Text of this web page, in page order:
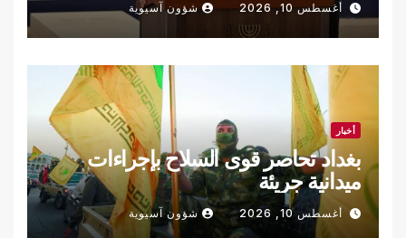
أغسطس 10, 2026 شؤون آسيوية
أخبار
بغداد تحاصر قوى السلاح بإجراءات
ميدانية جريئة
أغسطس 10, 2026 شؤون آسيوية